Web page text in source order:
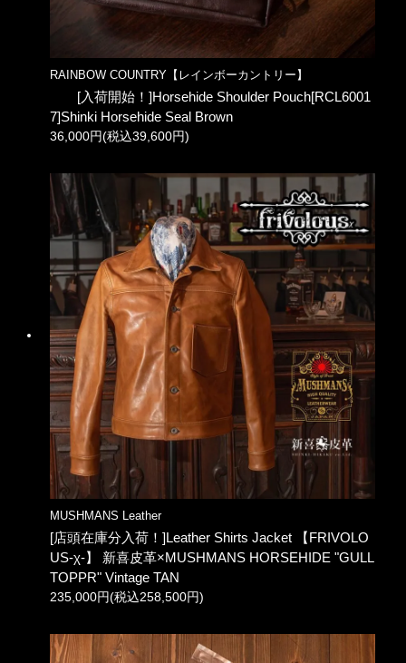
RAINBOW COUNTRY【レインボーカントリー】
[入荷開始！]Horsehide Shoulder Pouch[RCL6001
7]Shinki Horsehide Seal Brown
36,000円(税込39,600円)
MUSHMANS Leather
[店頭在庫分入荷！]Leather Shirts Jacket 【FRIVOLO
US-χ-】 新喜皮革×MUSHMANS HORSEHIDE "GULL
TOPPR" Vintage TAN
235,000円(税込258,500円)